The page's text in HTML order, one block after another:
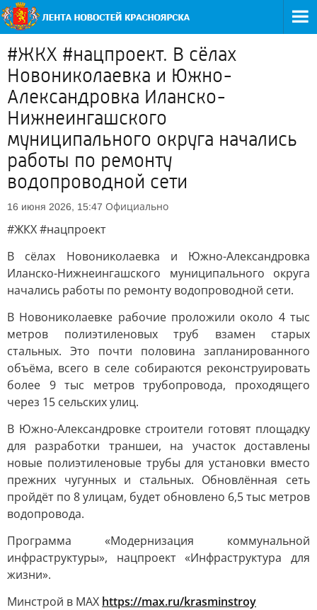
#ЖКХ #нацпроект. В сёлах
Новониколаевка и Южно-
Александровка Иланско-
Нижнеингашского
муниципального округа начались
работы по ремонту
водопроводной сети
16 июня 2026, 15:47 Официально
#ЖКХ #нацпроект
В сёлах Новониколаевка и Южно-Александровка
Иланско-Нижнеингашского муниципального округа
начались работы по ремонту водопроводной сети.
В Новониколаевке рабочие проложили около 4 тыс
метров полиэтиленовых труб взамен старых
стальных. Это почти половина запланированного
объёма, всего в селе собираются реконструировать
более 9 тыс метров трубопровода, проходящего
через 15 сельских улиц.
В Южно-Александровке строители готовят площадку
для разработки траншеи, на участок доставлены
новые полиэтиленовые трубы для установки вместо
прежних чугунных и стальных. Обновлённая сеть
пройдёт по 8 улицам, будет обновлено 6,5 тыс метров
водопровода.
Программа «Модернизация коммунальной
инфраструктуры», нацпроект «Инфраструктура для
жизни».
Минстрой в МАХ https://max.ru/krasminstroy